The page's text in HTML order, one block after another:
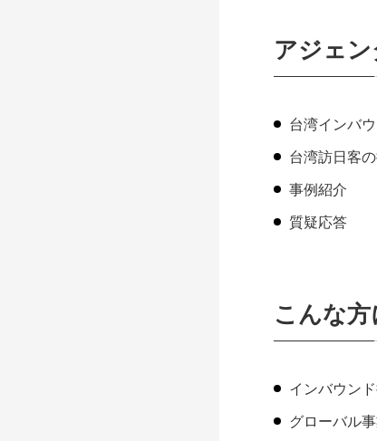
アジェ
台湾インバ
台湾訪日客
事例紹介
質疑応答
こんな
インバウン
グローバル